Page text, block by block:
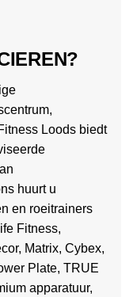
Loods biedt
huurt u
en roeitrainers
Fitness,
Matrix, Cybex,
Plate, TRUE
apparatuur,